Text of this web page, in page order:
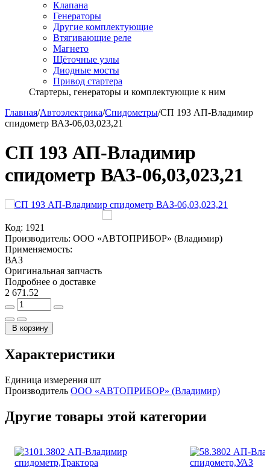
Клапана
Генераторы
Другие комплектующие
Втягивающие реле
Магнето
Щёточные узлы
Диодные мосты
Привод стартера
Стартеры, генераторы и комплектующие к ним
Главная/Автоэлектрика/Спидометры/СП 193 АП-Владимир
спидометр ВАЗ-06,03,023,21
СП 193 АП-Владимир
спидометр ВАЗ-06,03,023,21
Код: 1921
Производитель: ООО «АВТОПРИБОР» (Владимир)
Применяемость:
ВАЗ
Оригинальная запчасть
Подробнее о доставке
2 671.52
В корзину
Характеристики
Единица измерения шт
Производитель ООО «АВТОПРИБОР» (Владимир)
Другие товары этой категории